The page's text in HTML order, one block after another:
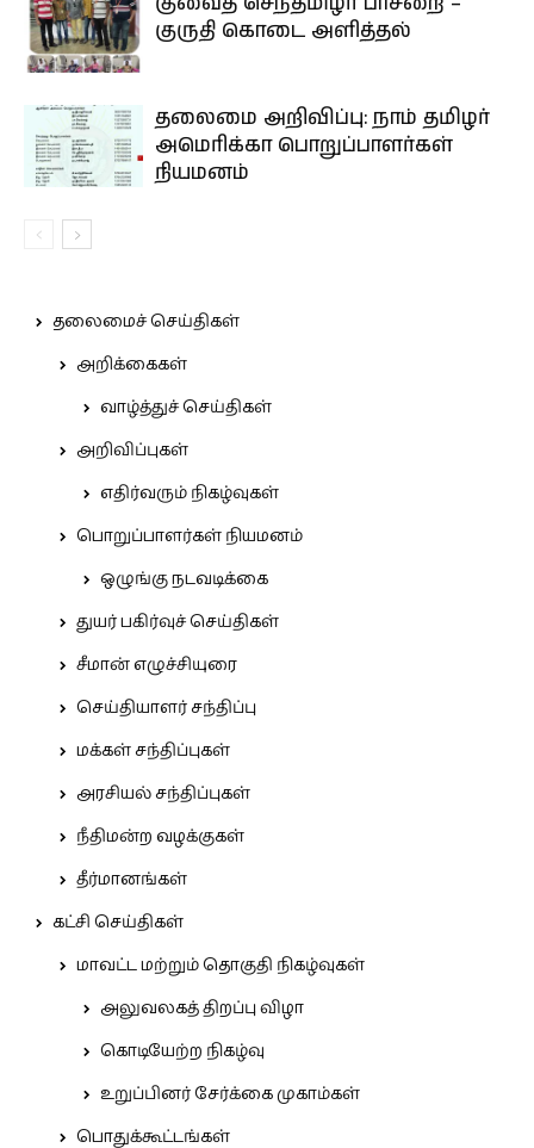
குருதி கொடை அளித்தல்
தலைமை அறிவிப்பு: நாம் தமிழர்
அமெரிக்கா பொறுப்பாளர்கள்
நியமனம்
தலைமைச் செய்திகள்
அறிக்கைகள்
வாழ்த்துச் செய்திகள்
அறிவிப்புகள்
எதிர்வரும் நிகழ்வுகள்
பொறுப்பாளர்கள் நியமனம்
ஒழுங்கு நடவடிக்கை
துயர் பகிர்வுச் செய்திகள்
சீமான் எழுச்சியுரை
செய்தியாளர் சந்திப்பு
மக்கள் சந்திப்புகள்
அரசியல் சந்திப்புகள்
நீதிமன்ற வழக்குகள்
தீர்மானங்கள்
கட்சி செய்திகள்
மாவட்ட மற்றும் தொகுதி நிகழ்வுகள்
அலுவலகத் திறப்பு விழா
கொடியேற்ற நிகழ்வு
உறுப்பினர் சேர்க்கை முகாம்கள்
பொதுக்கூட்டங்கள்